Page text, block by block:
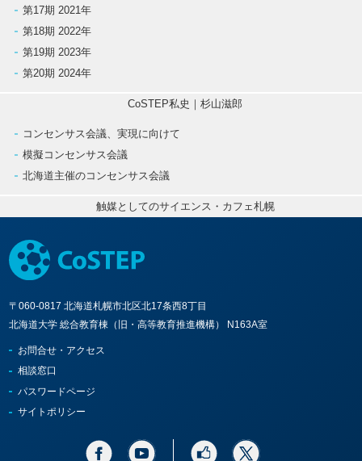
第17期 2021年
第18期 2022年
第19期 2023年
第20期 2024年
CoSTEP私史｜杉山滋郎
コンセンサス会議、実現に向けて
模擬コンセンサス会議
北海道主催のコンセンサス会議
触媒としてのサイエンス・カフェ札幌
〒060-0817 北海道札幌市北区北17条西8丁目
北海道大学 総合教育棟（旧・高等教育推進機構） N163A室
お問合せ・アクセス
相談窓口
パスワードページ
サイトポリシー